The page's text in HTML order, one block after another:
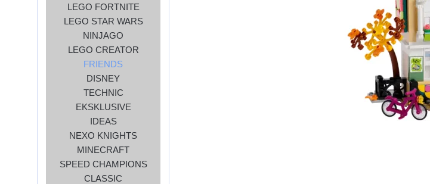
LEGO FORTNITE
LEGO STAR WARS
NINJAGO
LEGO CREATOR
FRIENDS
DISNEY
TECHNIC
EKSKLUSIVE
IDEAS
NEXO KNIGHTS
MINECRAFT
SPEED CHAMPIONS
CLASSIC